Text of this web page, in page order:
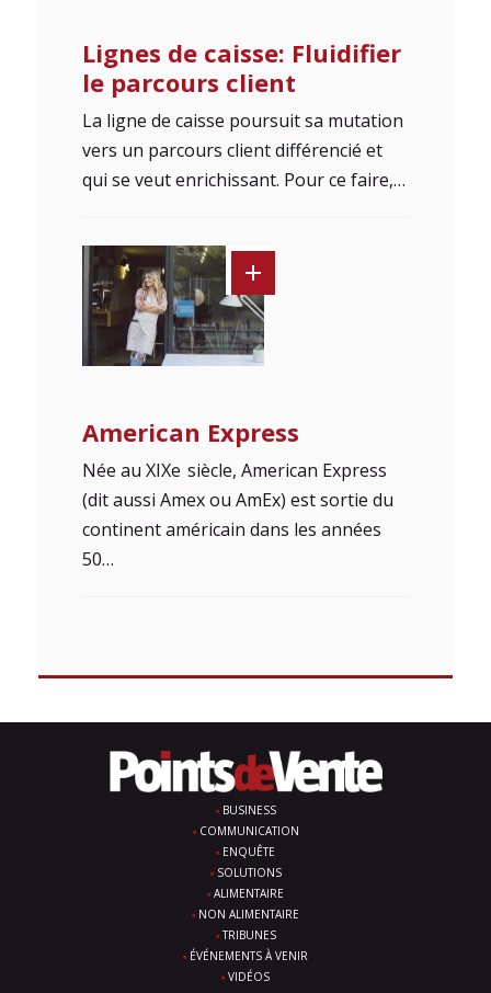
Lignes de caisse: Fluidifier
le parcours client
La ligne de caisse poursuit sa mutation
vers un parcours client différencié et
qui se veut enrichissant. Pour ce faire,…
American Express
Née au XIXe siècle, American Express
(dit aussi Amex ou AmEx) est sortie du
continent américain dans les années
50…
BUSINESS
COMMUNICATION
ENQUÊTE
SOLUTIONS
ALIMENTAIRE
NON ALIMENTAIRE
TRIBUNES
ÉVÉNEMENTS À VENIR
VIDÉOS